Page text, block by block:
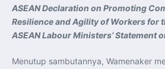
ASEAN Declaration on Promoting
Resilience and Agility of Workers for
ASEAN Labour Ministers’ Statement
Menutup sambutannya, Wamenaker